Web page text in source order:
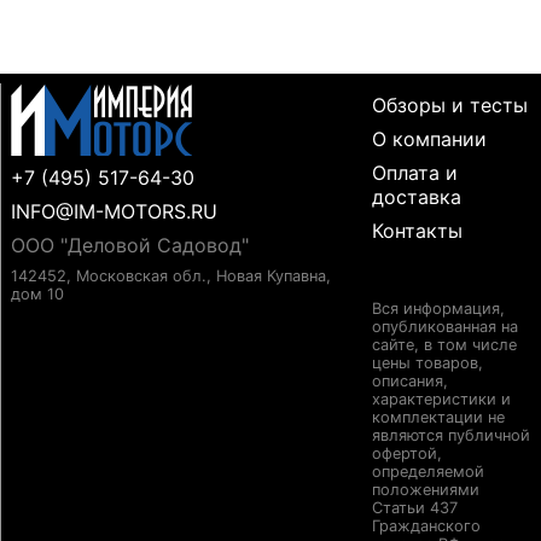
+7 (495) 517-64-30
INFO@IM-MOTORS.RU
ООО "Деловой Садовод"
142452, Московская обл., Новая Купавна,
дом 10
Обзоры и тесты
О компании
Оплата и
доставка
Контакты
Вся информация,
опубликованная на
сайте, в том числе
цены товаров,
описания,
характеристики и
комплектации не
являются публичной
офертой,
определяемой
положениями
Статьи 437
Гражданского